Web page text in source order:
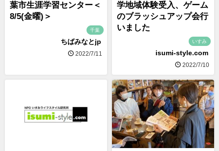
葉市生涯学習センター＜
8/5(金曜)＞
千葉
ちばみなとjp
2022/7/11
学地域体験受入、ゲーム
のブラッシュアップ会行
いました
いすみ
isumi-style.com
2022/7/10